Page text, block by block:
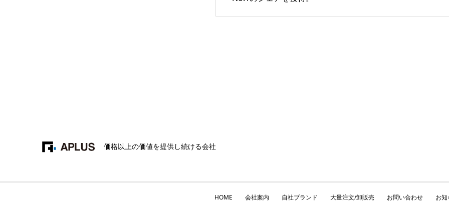
価格以上の価値を提供し続ける会社
HOME 会社案内 自社ブランド 大量注文/卸販売 お問い合わせ お